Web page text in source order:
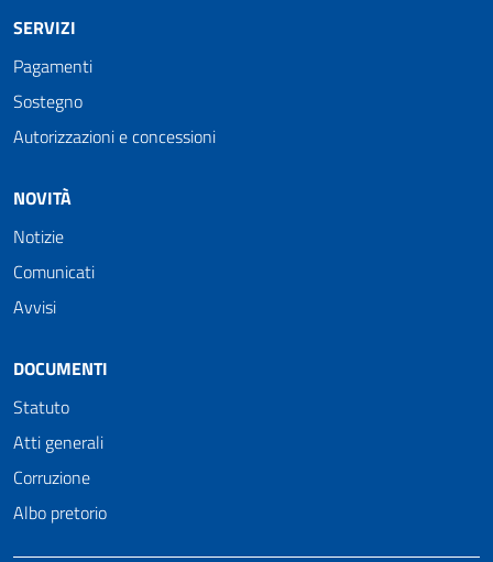
SERVIZI
Pagamenti
Sostegno
Autorizzazioni e concessioni
NOVITÀ
Notizie
Comunicati
Avvisi
DOCUMENTI
Statuto
Atti generali
Corruzione
Albo pretorio